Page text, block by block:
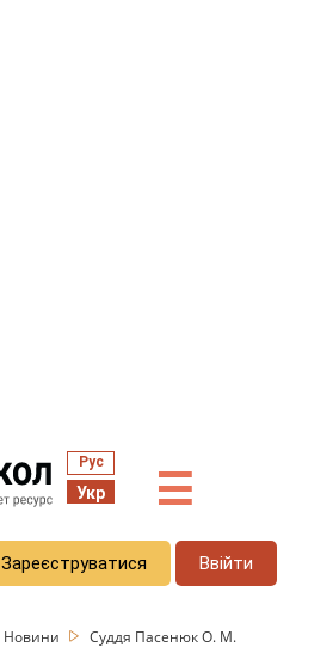
Рус
Укр ☰
Зареєструватися Ввійти
Новини
Суддя Пасенюк О. М.